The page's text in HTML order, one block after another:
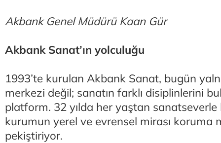
Akbank Genel Müdürü Kaan Gür
Akbank Sanat’ın yolculuğu
1993’te kurulan Akbank Sanat, bugün
merkezi değil; sanatın farklı disiplinlerini
platform. 32 yılda her yaştan
kurumun yerel ve evrensel mirası koruma
pekiştiriyor.